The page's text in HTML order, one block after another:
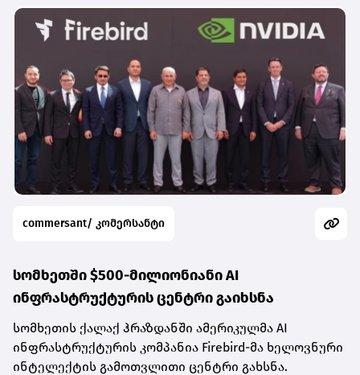
commersant/ კომერსანტი
სომხეთში $500-მილიონიანი AI
ინფრასტრუქტურის ცენტრი გაიხსნა
სომხეთის ქალაქ ჰრაზდანში ამერიკულმა AI
ინფრასტრუქტურის კომპანია Firebird-მა ხელოვნური
ინტელექტის გამოთვლითი ცენტრი გახსნა.